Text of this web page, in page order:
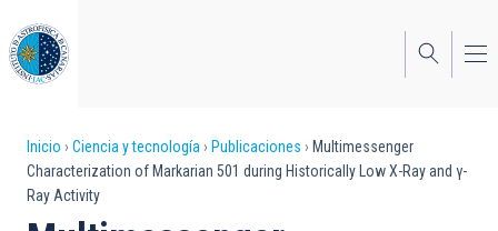
al
contenido
principal
Sobrescribir
enlaces
Inicio Ciencia y tecnología Publicaciones
Multimessenger
Characterization of Markarian 501 during Historically Low X-Ray and γ-
Ray Activity